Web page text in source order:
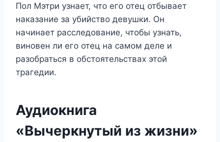
Пол Мэтри узнает, что его отец отбывает
наказание за убийство девушки. Он
начинает расследование, чтобы узнать,
виновен ли его отец на самом деле и
разобраться в обстоятельствах этой
трагедии.
Аудиокнига
«Вычеркнутый из жизни»